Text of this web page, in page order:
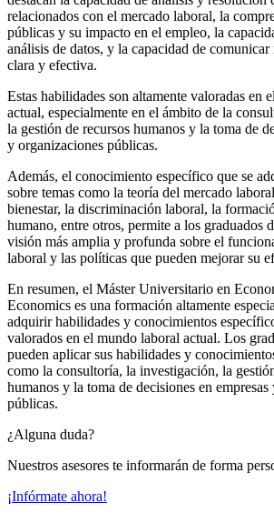
relacionados con el mercado laboral, la
públicas y su impacto en el empleo, la
análisis de datos, y la capacidad de comunicar
clara y efectiva.
Estas habilidades son altamente valoradas en
actual, especialmente en el ámbito de la
la gestión de recursos humanos y la toma de
y organizaciones públicas.
Además, el conocimiento específico que se
sobre temas como la teoría del mercado
bienestar, la discriminación laboral, la
humano, entre otros, permite a los graduados
visión más amplia y profunda sobre el
laboral y las políticas que pueden mejorar su
En resumen, el Máster Universitario en
Economics es una formación altamente
adquirir habilidades y conocimientos
valorados en el mundo laboral actual. Los
pueden aplicar sus habilidades y
como la consultoría, la investigación, la
humanos y la toma de decisiones en
públicas.
¿Alguna duda?
Nuestros asesores te informarán de forma
¡Infórmate ahora!